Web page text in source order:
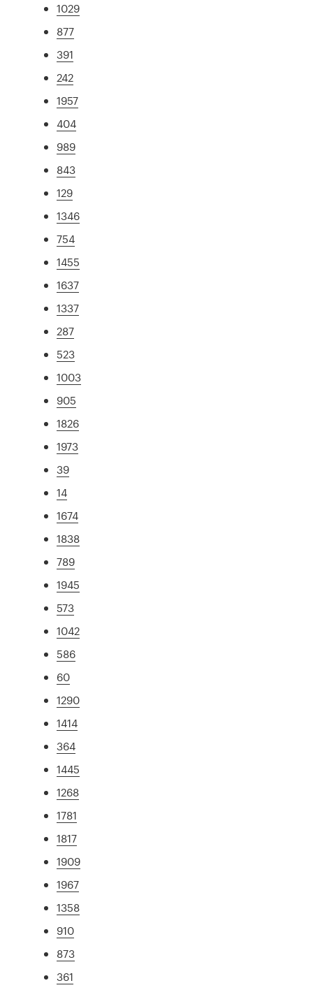
1029
877
391
242
1957
404
989
843
129
1346
754
1455
1637
1337
287
523
1003
905
1826
1973
39
14
1674
1838
789
1945
573
1042
586
60
1290
1414
364
1445
1268
1781
1817
1909
1967
1358
910
873
361